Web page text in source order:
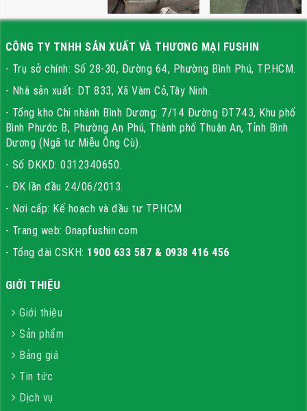
CÔNG TY TNHH SẢN XUẤT VÀ THƯƠNG MẠI FUSHIN
- Trụ sở chính: Số 28-30, Đường 64, Phường Bình Phú, TP.HCM.
- Nhà sản xuất: DT 833, Xã Vàm Cỏ,Tây Ninh.
- Tổng kho Chi nhánh Bình Dương: 7/14 Đường ĐT743, Khu phố
Bình Phước B, Phường An Phú, Thành phố Thuận An, Tỉnh Bình
Dương (Ngã tư Miễu Ông Cù).
- Số ĐKKD: 0312340650.
- ĐK lần đầu 24/06/2013.
- Nơi cấp: Kế hoạch và đầu tư TP.HCM
- Trang web: Onapfushin.com
- Tổng đài CSKH: 1900 633 587 & 0938 416 456
GIỚI THIỆU
Giới thiệu
Sản phẩm
Bảng giá
Tin tức
Dịch vụ